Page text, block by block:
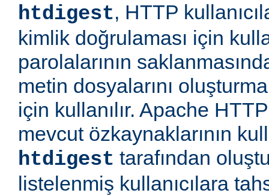
htdigest, HTTP
kimlik doğrulaması için
parolalarının
metin dosyalarını
için kullanılır. Apache
mevcut özkaynaklarının
htdigest tarafından
listelenmiş kullanıcılara